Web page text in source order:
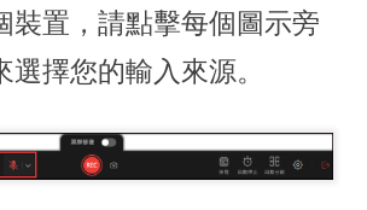
裝置，請點擊每個圖示旁
擇您的輸入來源。